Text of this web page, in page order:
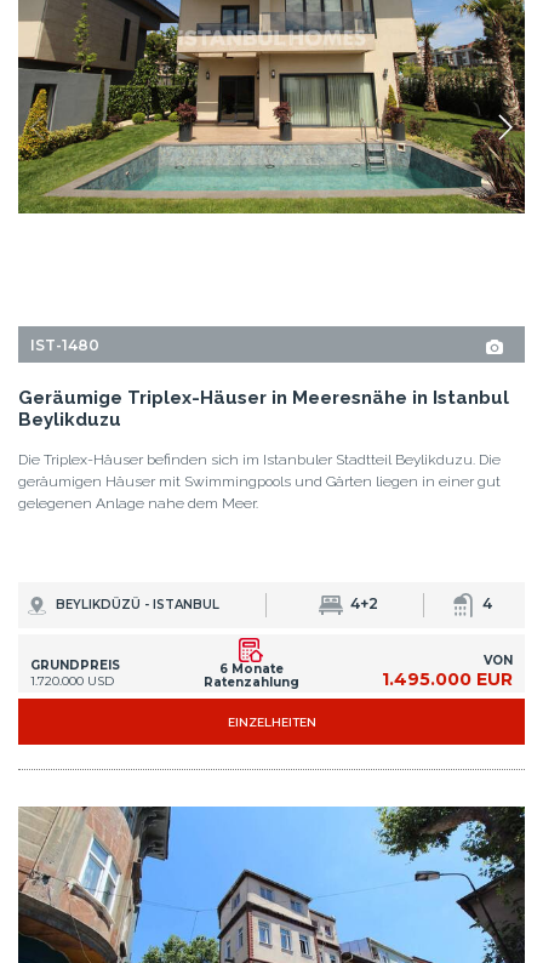
IST-1480
geräumigen Häuser mit Swimmingpools und Gärten liegen in einer gut
gelegenen Anlage nahe dem Meer.
GRUNDPREIS
6 Monate